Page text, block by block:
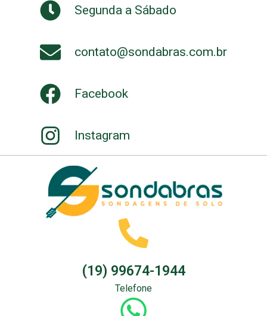
Segunda a Sábado
contato@sondabras.com.br
Facebook
Instagram
(19) 99674-1944
Telefone